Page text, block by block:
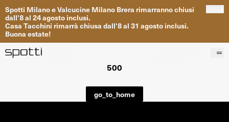
Spotti MilanoeValcucine Milano Brera rimarrannochiusi
dall'8al 24agosto inclusi.
Casa Tacchini rimarrà chiusa dall'8al 31 agosto inclusi.
Buona estate!
Progetti
500
go_to_home